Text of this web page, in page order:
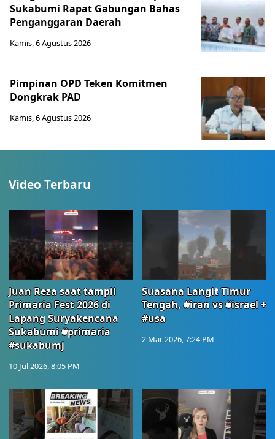
Sukabumi Rapat Gabungan Bahas
Penganggaran Daerah
Kamis, 6 Agustus 2026
Pimpinan OPD Teken Komitmen
Dongkrak PAD
Kamis, 6 Agustus 2026
Video Terbaru
Juan Reza saat tampil
Primaria Fest 2026 di
Lapang Suryakencana
Sukabumi #primaria
#sukabumj
10 Jul 2026, 8:05 PM
Suasana Langit Timur
Tengah, #iran vs #israel +
#usa
2 Mar 2026, 7:24 PM